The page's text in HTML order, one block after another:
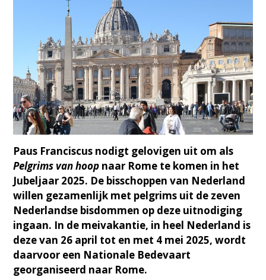
Paus Franciscus nodigt gelovigen uit om als
Pelgrims van hoop naar Rome te komen in het
Jubeljaar 2025. De bisschoppen van Nederland
willen gezamenlijk met pelgrims uit de zeven
Nederlandse bisdommen op deze uitnodiging
ingaan. In de meivakantie, in heel Nederland is
deze van 26 april tot en met 4 mei 2025, wordt
daarvoor een Nationale Bedevaart
georganiseerd naar Rome.